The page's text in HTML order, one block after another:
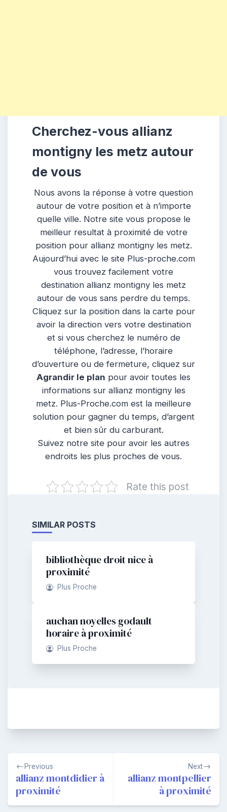
Cherchez-vous allianz
montigny les metz autour
de vous
Nous avons la réponse à votre question
autour de votre position et à n’importe
quelle ville. Notre site vous propose le
meilleur resultat à proximité de votre
position pour allianz montigny les metz.
Aujourd’hui avec le site Plus-proche.com
vous trouvez facilement votre
destination allianz montigny les metz
autour de vous sans perdre du temps.
Cliquez sur la position dans la carte pour
avoir la direction vers votre destination
et si vous cherchez le numéro de
téléphone, l’adresse, l’horaire
d’ouverture ou de fermeture, cliquez sur
Agrandir le plan pour avoir toutes les
informations sur allianz montigny les
metz. Plus-Proche.com est la meilleure
solution pour gagner du temps, d’argent
et bien sûr du carburant.
Suivez notre site pour avoir les autres
endroits les plus proches de vous.
Rate this post
SIMILAR POSTS
bibliothèque droit nice à
proximité
Plus Proche
auchan noyelles godault
horaire à proximité
Plus Proche
Navigation
de
l’article
Previous
allianz montdidier à
proximité
Next
allianz montpellier
à proximité